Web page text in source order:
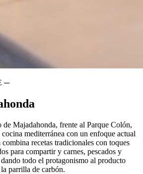
─
Majadahonda, frente al Parque Colón,
mediterránea con un enfoque actual
recetas tradicionales con toques
para compartir y carnes, pescados y
todo el protagonismo al producto
parrilla de carbón.